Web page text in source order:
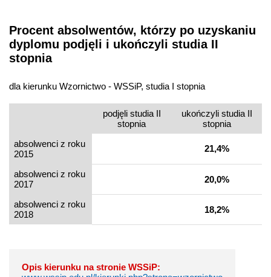
Procent absolwentów, którzy po uzyskaniu
dyplomu podjęli i ukończyli studia II
stopnia
dla kierunku Wzornictwo - WSSiP, studia I stopnia
podjęli studia II
stopnia
ukończyli studia II
stopnia
absolwenci z roku
2015
21,4%
absolwenci z roku
2017
20,0%
absolwenci z roku
2018
18,2%
Opis kierunku na stronie WSSiP: